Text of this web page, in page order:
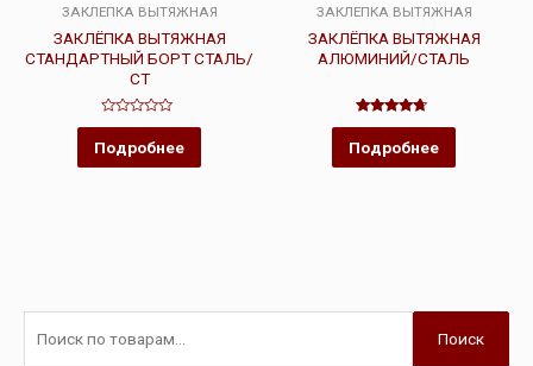
ЗАКЛЕПКА ВЫТЯЖНАЯ
ЗАКЛЁПКА ВЫТЯЖНАЯ
СТАНДАРТНЫЙ БОРТ СТАЛЬ/
СТ
Оценка
из
5
Подробнее
ЗАКЛЕПКА ВЫТЯЖНАЯ
ЗАКЛЁПКА ВЫТЯЖНАЯ
АЛЮМИНИЙ/СТАЛЬ
Оценка
из 5
Подробнее
Поиск